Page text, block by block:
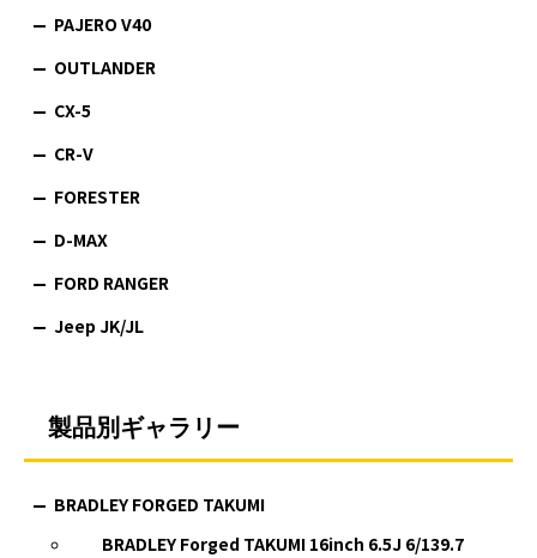
PAJERO V40
OUTLANDER
CX-5
CR-V
FORESTER
D-MAX
FORD RANGER
Jeep JK/JL
製品別ギャラリー
BRADLEY FORGED TAKUMI
BRADLEY Forged TAKUMI 16inch 6.5J 6/139.7